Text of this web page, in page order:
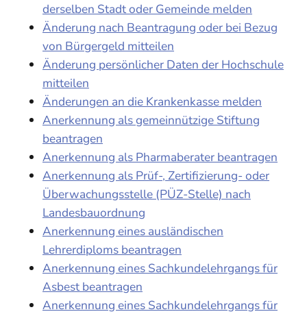
derselben Stadt oder Gemeinde melden
Änderung nach Beantragung oder bei Bezug
von Bürgergeld mitteilen
Änderung persönlicher Daten der Hochschule
mitteilen
Änderungen an die Krankenkasse melden
Anerkennung als gemeinnützige Stiftung
beantragen
Anerkennung als Pharmaberater beantragen
Anerkennung als Prüf-, Zertifizierung- oder
Überwachungsstelle (PÜZ-Stelle) nach
Landesbauordnung
Anerkennung eines ausländischen
Lehrerdiploms beantragen
Anerkennung eines Sachkundelehrgangs für
Asbest beantragen
Anerkennung eines Sachkundelehrgangs für